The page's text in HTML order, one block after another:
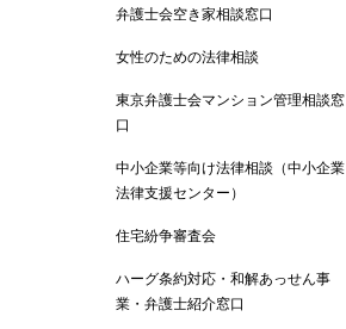
弁護士会空き家相談窓口
女性のための法律相談
東京弁護士会マンション管理相談窓
口
中小企業等向け法律相談（中小企業
法律支援センター）
住宅紛争審査会
ハーグ条約対応・和解あっせん事
業・弁護士紹介窓口